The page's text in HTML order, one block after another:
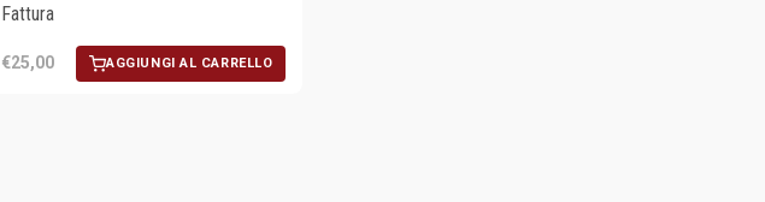
Fattura
€25,00 AGGIUNGI AL CARRELLO